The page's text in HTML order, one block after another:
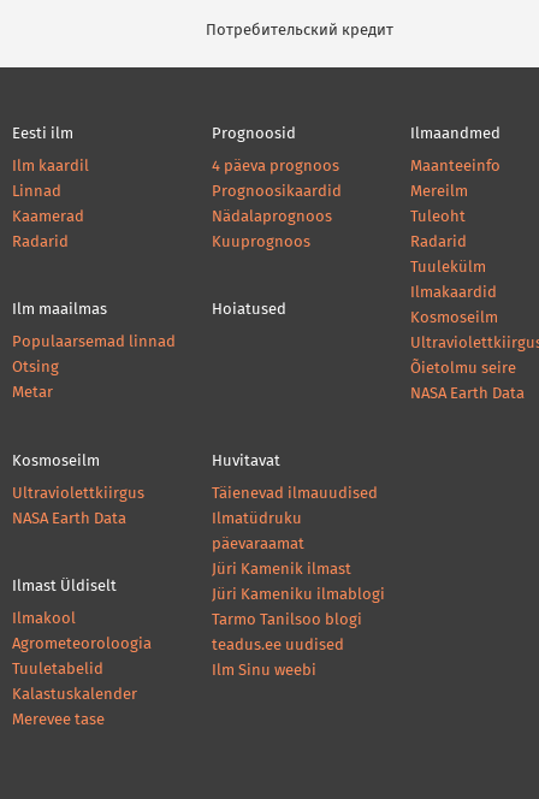
Потребительский кредит
Eesti ilm
Ilm kaardil
Linnad
Kaamerad
Radarid
Ilm maailmas
Populaarsemad linnad
Otsing
Metar
Prognoosid
4 päeva prognoos
Prognoosikaardid
Nädalaprognoos
Kuuprognoos
Hoiatused
Ilmaandmed
Maanteeinfo
Mereilm
Tuleoht
Radarid
Tuulekülm
Ilmakaardid
Kosmoseilm
Õietolmu seire
NASA Earth Data
Kosmoseilm
Ultraviolettkiirgus
NASA Earth Data
Ilmast Üldiselt
Ilmakool
Agrometeoroloogia
Tuuletabelid
Kalastuskalender
Merevee tase
Huvitavat
Täienevad ilmauudised
Ilmatüdruku
päevaraamat
Jüri Kamenik ilmast
Jüri Kameniku ilmablogi
Tarmo Tanilsoo blogi
teadus.ee uudised
Ilm Sinu weebi